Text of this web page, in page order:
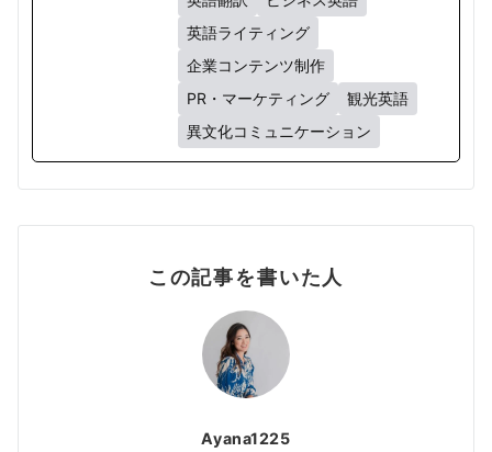
英語ライティング
企業コンテンツ制作
PR・マーケティング
観光英語
異文化コミュニケーション
この記事を書いた人
Ayana1225